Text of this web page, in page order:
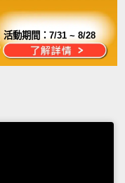
活動期間：7/31 ~ 8/28